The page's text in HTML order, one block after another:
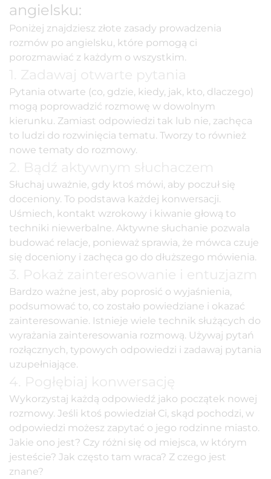
angielsku:
Poniżej znajdziesz złote zasady prowadzenia
rozmów po angielsku, które pomogą ci
porozmawiać z każdym o wszystkim.
1. Zadawaj otwarte pytania
Pytania otwarte (co, gdzie, kiedy, jak, kto, dlaczego)
mogą poprowadzić rozmowę w dowolnym
kierunku. Zamiast odpowiedzi tak lub nie, zachęca
to ludzi do rozwinięcia tematu. Tworzy to również
nowe tematy do rozmowy.
2. Bądź aktywnym słuchaczem
Słuchaj uważnie, gdy ktoś mówi, aby poczuł się
doceniony. To podstawa każdej konwersacji.
Uśmiech, kontakt wzrokowy i kiwanie głową to
techniki niewerbalne. Aktywne słuchanie pozwala
budować relacje, ponieważ sprawia, że mówca czuje
się doceniony i zachęca go do dłuższego mówienia.
3. Pokaż zainteresowanie i entuzjazm
Bardzo ważne jest, aby poprosić o wyjaśnienia,
podsumować to, co zostało powiedziane i okazać
zainteresowanie. Istnieje wiele technik służących do
wyrażania zainteresowania rozmową. Używaj pytań
rozłącznych, typowych odpowiedzi i zadawaj pytania
uzupełniające.
4. Pogłębiaj konwersację
Wykorzystaj każdą odpowiedź jako początek nowej
rozmowy. Jeśli ktoś powiedział Ci, skąd pochodzi, w
odpowiedzi możesz zapytać o jego rodzinne miasto.
Jakie ono jest? Czy różni się od miejsca, w którym
jesteście? Jak często tam wraca? Z czego jest
znane?